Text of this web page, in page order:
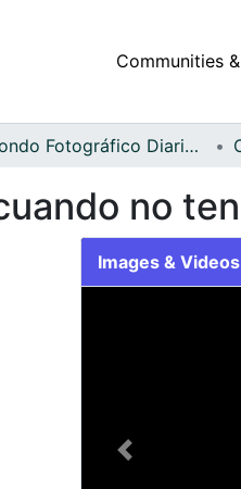
Communities
Fondo Fotográfico Diario Occidente
no
Images & Videos
Previous